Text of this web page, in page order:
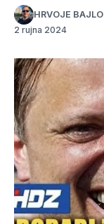
HRVOJE BAJLO
2 rujna 2024